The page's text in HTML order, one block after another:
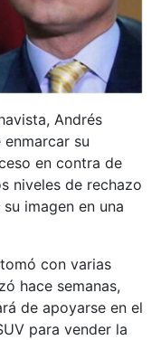
Andrés
su
en contra de
niveles de rechazo
imagen en una
con varias
hace semanas,
de apoyarse en el
para vender la